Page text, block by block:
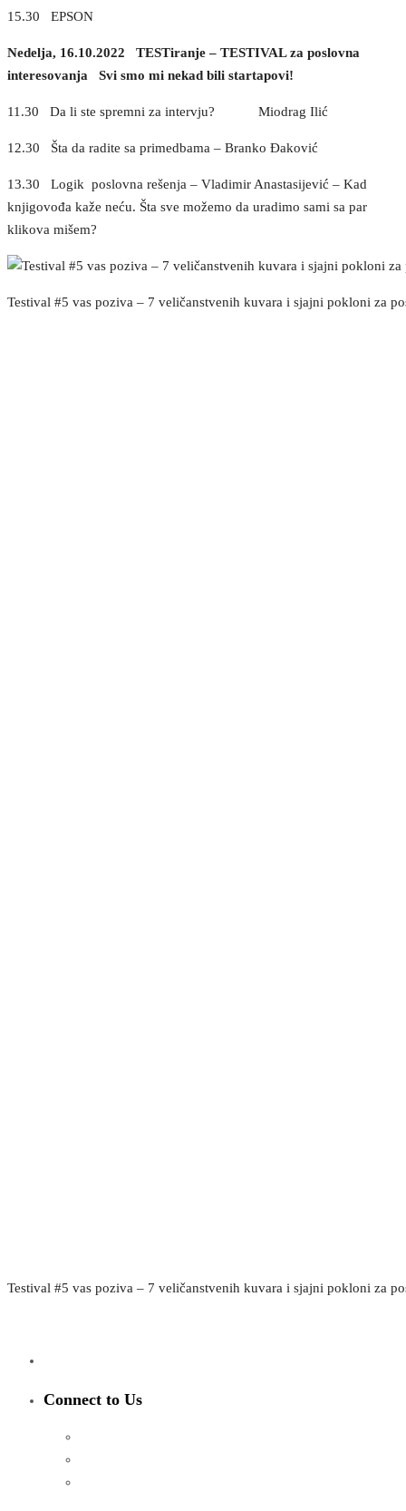
15.30 EPSON
Nedelja, 16.10.2022 TESTiranje – TESTIVAL za poslovna
interesovanja Svi smo mi nekad bili startapovi!
11.30 Da li ste spremni za intervju? Miodrag Ilić
12.30 Šta da radite sa primedbama – Branko Đaković
13.30 Logik poslovna rešenja – Vladimir Anastasijević – Kad
knjigovođa kaže neću. Šta sve možemo da uradimo sami sa par
klikova mišem?
Testival #5 vas poziva – 7 veličanstvenih kuvara i sjajni pokloni za
Testival #5 vas poziva – 7 veličanstvenih kuvara i sjajni pokloni za
Connect to Us